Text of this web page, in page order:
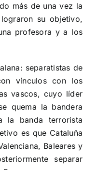
más de una vez la
su objetivo,
profesora y a los
separatistas de
vínculos con los
vascos, cuyo líder
quema la bandera
la banda terrorista
es que Cataluña
Baleares y
separar